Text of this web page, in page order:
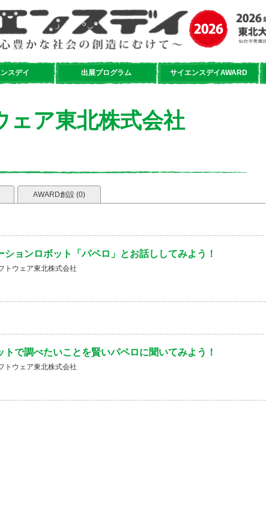
スデイ 出展プログラム サイエンスデイAWARD
ェア東北株式会社
AWARD創設 (0)
ションロボット「パペロ」とお話ししてみよう！
トウェア東北株式会社
トで調べたいことを賢いパペロに聞いてみよう！
トウェア東北株式会社